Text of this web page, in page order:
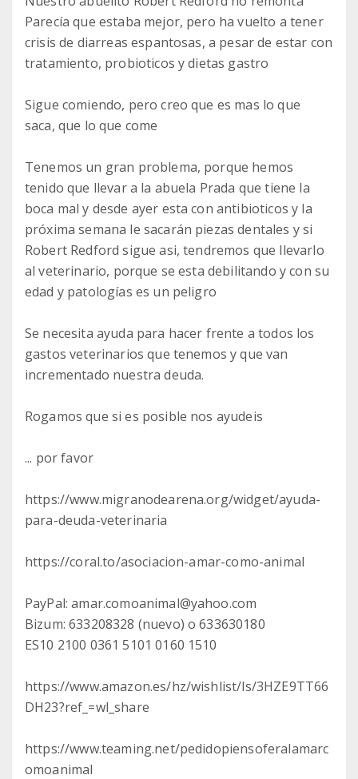
Parecía que estaba mejor, pero ha vuelto a tener
crisis de diarreas espantosas, a pesar de estar con
tratamiento, probioticos y dietas gastro
Sigue comiendo, pero creo que es mas lo que
saca, que lo que come
Tenemos un gran problema, porque hemos
tenido que llevar a la abuela Prada que tiene la
boca mal y desde ayer esta con antibioticos y la
próxima semana le sacarán piezas dentales y si
Robert Redford sigue asi, tendremos que llevarlo
al veterinario, porque se esta debilitando y con su
edad y patologías es un peligro
Se necesita ayuda para hacer frente a todos los
gastos veterinarios que tenemos y que van
incrementado nuestra deuda.
Rogamos que si es posible nos ayudeis
... por favor
https://www.migranodearena.org/widget/ayuda-
para-deuda-veterinaria
https://coral.to/asociacion-amar-como-animal
PayPal: amar.comoanimal@yahoo.com
Bizum: 633208328 (nuevo) o 633630180
ES10 2100 0361 5101 0160 1510
https://www.amazon.es/hz/wishlist/ls/3HZE9TT66
DH23?ref_=wl_share
https://www.teaming.net/pedidopiensoferalamarc
omoanimal